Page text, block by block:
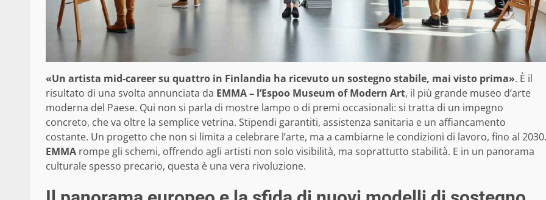
«Un artista mid-career su quattro in Finlandia ha ricevuto un sostegno stabile, mai visto prima». È il
risultato di una svolta annunciata da EMMA – l’Espoo Museum of Modern Art, il più grande museo d’arte
moderna del Paese. Qui non si parla di mostre lampo o di premi occasionali: si tratta di un impegno
concreto, che va oltre la semplice vetrina. Stipendi garantiti, assistenza sanitaria e un affiancamento
costante. Un progetto che non si limita a celebrare l’arte, ma a cambiarne le condizioni di lavoro, fino al 2030.
EMMA rompe gli schemi, offrendo agli artisti non solo visibilità, ma soprattutto stabilità. E in un panorama
culturale spesso precario, questa è una vera rivoluzione.